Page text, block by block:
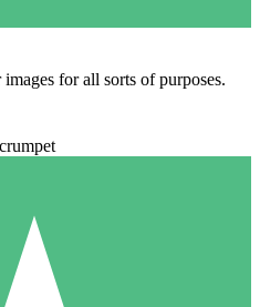
for all sorts of purposes.
crumpet